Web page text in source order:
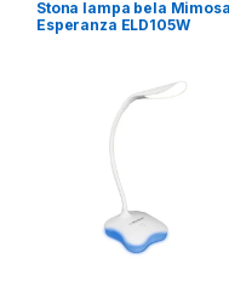
Stona lampa bela Mimosa
Esperanza ELD105W